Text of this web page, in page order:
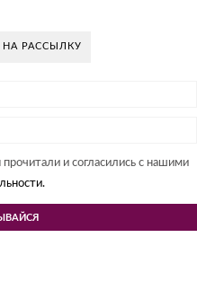
РАССЫЛКУ
и согласились с нашими